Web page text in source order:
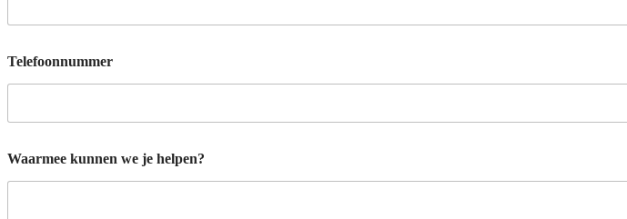
n
a
Telefoonnummer
Waarmee kunnen we je helpen?